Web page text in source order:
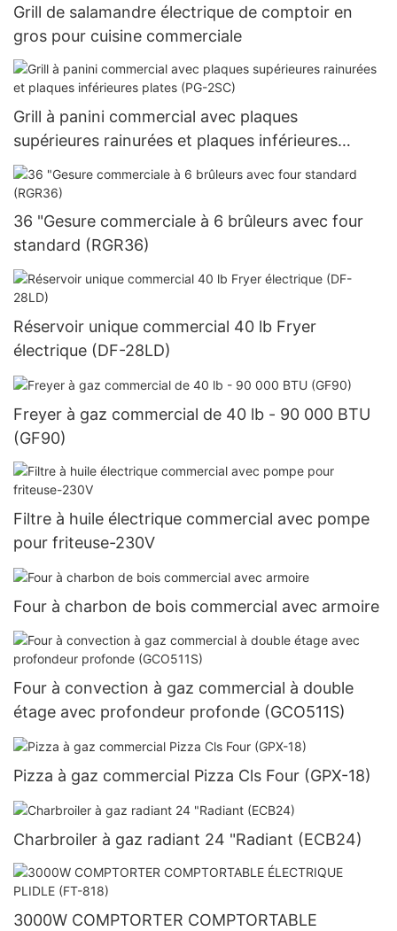
Grill de salamandre électrique de comptoir en
gros pour cuisine commerciale
Grill à panini commercial avec plaques
supérieures rainurées et plaques inférieures
plates (PG-2SC)
36 "Gesure commerciale à 6 brûleurs avec four
standard (RGR36)
Réservoir unique commercial 40 lb Fryer
électrique (DF-28LD)
Freyer à gaz commercial de 40 lb - 90 000 BTU
(GF90)
Filtre à huile électrique commercial avec pompe
pour friteuse-230V
Four à charbon de bois commercial avec armoire
Four à convection à gaz commercial à double
étage avec profondeur profonde (GCO511S)
Pizza à gaz commercial Pizza Cls Four (GPX-18)
Charbroiler à gaz radiant 24 "Radiant (ECB24)
3000W COMPTORTER COMPTORTABLE